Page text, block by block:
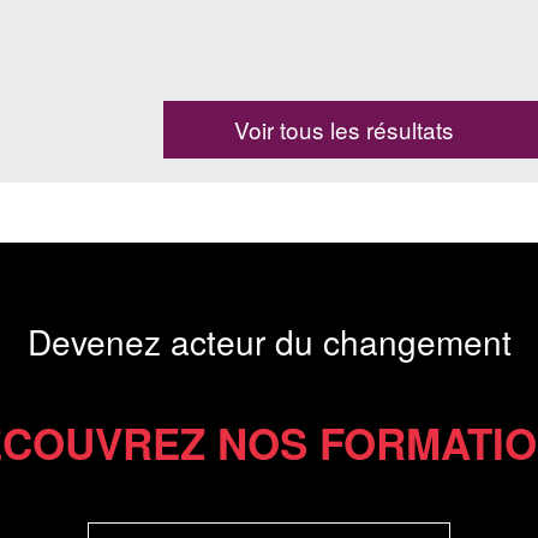
Voir tous les résultats
Devenez acteur du changement
NOS